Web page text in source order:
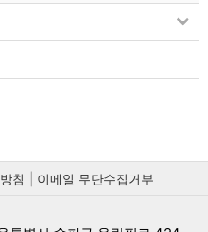
침 이메일 무단수집거부